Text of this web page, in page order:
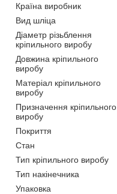
Країна виробник
Вид шліца
Діаметр різьблення
кріпильного виробу
Довжина кріпильного
виробу
Матеріал кріпильного
виробу
Призначення кріпильного
виробу
Покриття
Стан
Тип кріпильного виробу
Тип накінечника
Упаковка